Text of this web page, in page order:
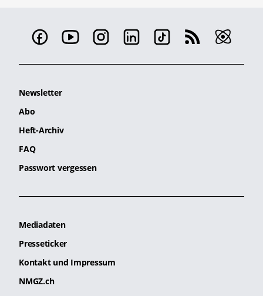
Newsletter
Abo
Heft-Archiv
FAQ
Passwort vergessen
Mediadaten
Presseticker
Kontakt und Impressum
NMGZ.ch